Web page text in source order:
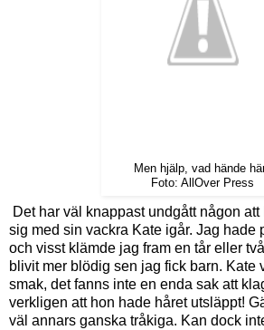
Men hjälp, vad hände
Foto: AllOver Press
Det har väl knappast undgått någon
sig med sin vackra Kate igår. Jag hade
och visst klämde jag fram en tår eller
blivit mer blödig sen jag fick barn. Kate
smak, det fanns inte en enda sak att
verkligen att hon hade håret utsläppt!
väl annars ganska tråkiga. Kan dock